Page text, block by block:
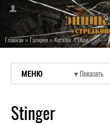
Главная»Галерея»Каталог»Обои
МЕНЮ
Stinger